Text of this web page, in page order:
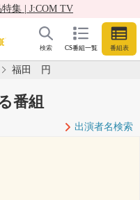
集 | J:COM TV
CS番組一覧 番組表
検索
福田 円
番組
出演者名検索